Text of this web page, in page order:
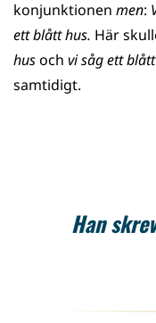
konjunktionen men:
ett blått hus. Här
husoch vi såg ett
samtidigt.
Han